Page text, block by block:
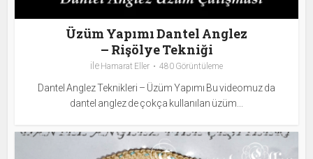
Üzüm Yapımı Dantel Anglez
– Rişölye Tekniği
ile Hamarat Eller 480 Görüntüleme
Dantel Anglez Teknikleri – Üzüm Yapımı Bu videomuz da
dantel anglez de çokça kullanılan üzüm...